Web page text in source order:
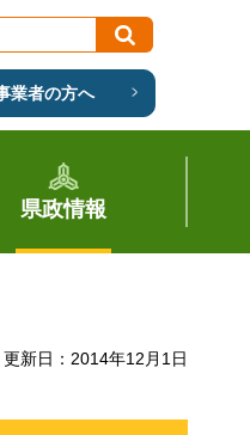
業者の方へ
県政情報
更新日：2014年12月1日